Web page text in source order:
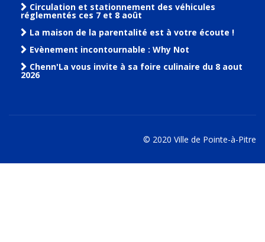
Circulation et stationnement des véhicules
réglementés ces 7 et 8 août
La maison de la parentalité est à votre écoute !
Evènement incontournable : Why Not
Chenn'La vous invite à sa foire culinaire du 8 aout
2026
© 2020 Ville de Pointe-à-Pitre